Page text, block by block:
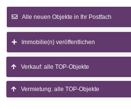
Alle neuen Objekte in Ihr Postfach
Immobilie(n) veröffentlichen
Verkauf: alle TOP-Objekte
Vermietung: alle TOP-Objekte